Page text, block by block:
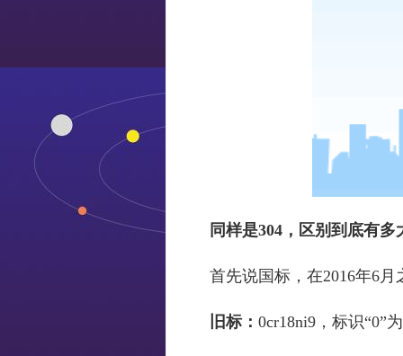
同样是304，区别到底有
首先说国标，在2016年6
旧标： 0cr18ni9，标识“0”